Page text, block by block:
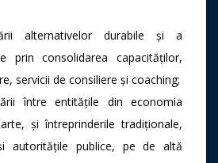
alternativelor durabile și a
prin consolidarea capacităților,
servicii de consiliere și coaching;
între entitățile din economia
și întreprinderile tradiționale,
autoritățile publice, pe de altă